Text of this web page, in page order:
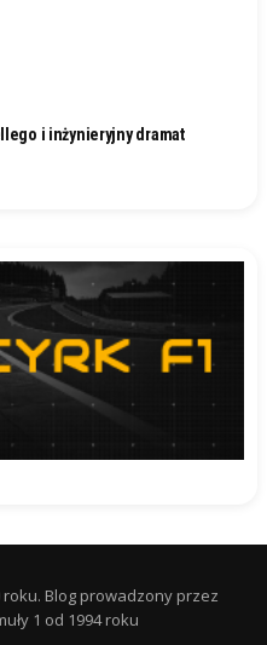
i inżynieryjny dramat
roku. Blog prowadzony przez
1 od 1994 roku